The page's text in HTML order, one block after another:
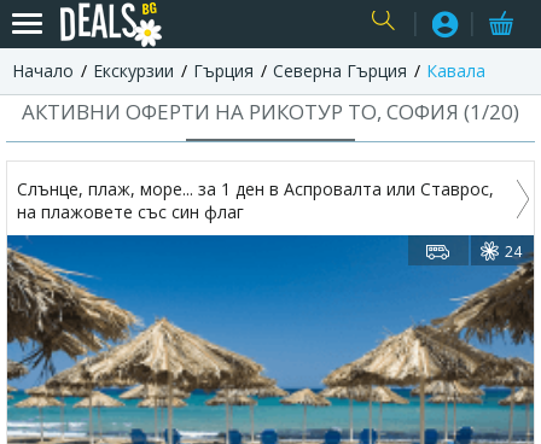
USER
Начало Екскурзии Гърция Северна Гърция Кавала
АКТИВНИ ОФЕРТИ НА РИКОТУР TO, СОФИЯ (1/20)
Слънце, плаж, море... за 1 ден в Аспровалта или Ставрос,
на плажовете със син флаг
24